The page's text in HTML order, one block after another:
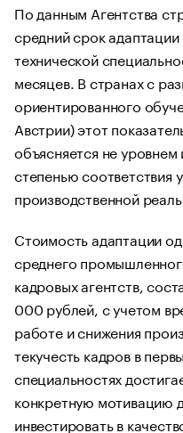
По данным Агентства
средний срок
технической
месяцев. В странах с
ориентированного
Австрии) этот
объясняется не уровнем
степенью соответствия
производственной
Стоимость адаптации
среднего
кадровых агентств,
000 рублей, с учетом
работе и снижения
текучесть кадров в
специальностях
конкретную мотивацию
инвестировать в